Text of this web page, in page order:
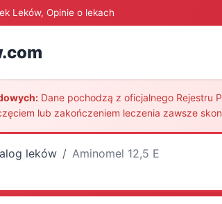
Leków, Opinie o lekach
Dane pochodzą z oficjalnego Rejestru
lub zakończeniem leczenia zawsze
leków Aminomel 12,5 E